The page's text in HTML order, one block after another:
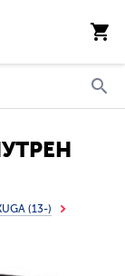
(13-)